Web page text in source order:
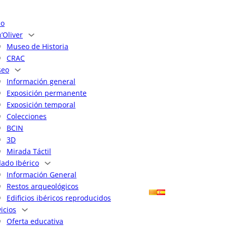
Museo de Historia
CRAC
Información general
Exposición permanente
Exposición temporal
Colecciones
BCIN
3D
Mirada Táctil
Ibérico
Información General
Restos arqueológicos
Edificios ibéricos reproducidos
Oferta educativa